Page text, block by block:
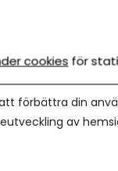
tidigare i
veta hur ett
cookies för
förbättra din
av